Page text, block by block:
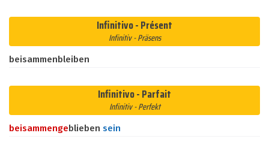
Infinitivo - Présent
Infinitiv - Präsens
beisammenbleiben
Infinitivo - Parfait
Infinitiv - Perfekt
beisammengeblieben sein